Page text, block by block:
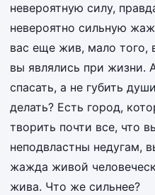
невероятную силу,
невероятно сильную
вас еще жив, мало того,
вы являлись при жизни.
спасать, а не губить
делать? Есть город,
творить почти все, что
неподвластны недугам,
жажда живой
жива. Что же сильнее?